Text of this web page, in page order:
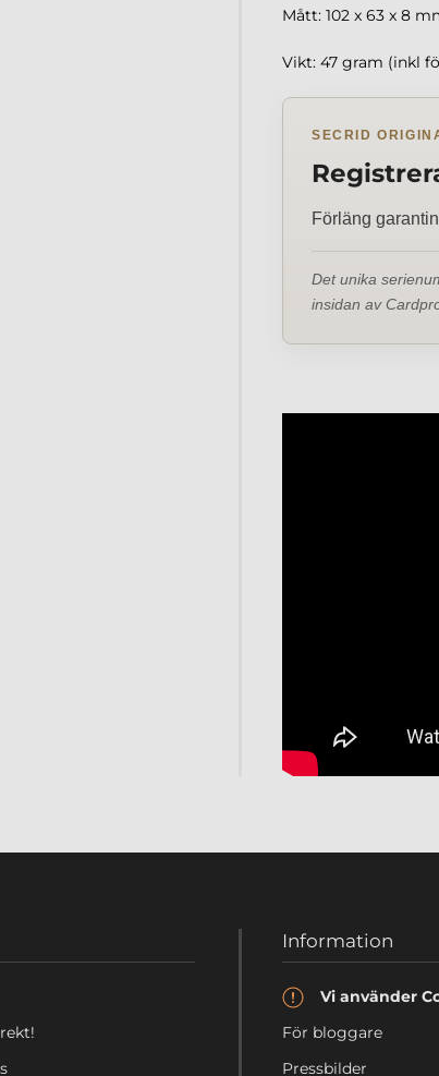
Mått: 102 x 63 x 8
Vikt: 47 gram (inkl
SECRID
Förläng
Det unika
insidan av
Information
Vi använder
För bloggare
Pressbilder